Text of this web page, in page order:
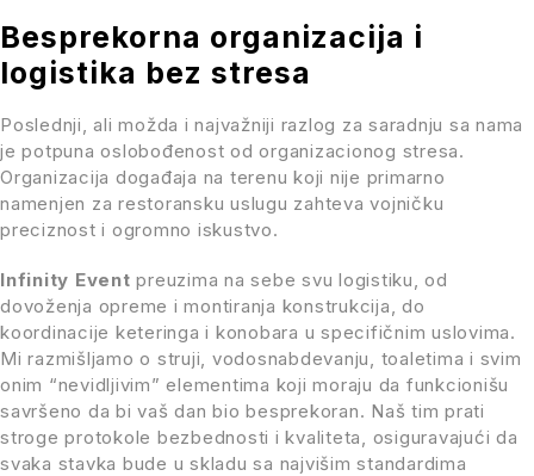
Besprekorna organizacija i
logistika bez stresa
Poslednji, ali možda i najvažniji razlog za saradnju sa nama
je potpuna oslobođenost od organizacionog stresa.
Organizacija događaja na terenu koji nije primarno
namenjen za restoransku uslugu zahteva vojničku
preciznost i ogromno iskustvo.
Infinity Event preuzima na sebe svu logistiku, od
dovoženja opreme i montiranja konstrukcija, do
koordinacije keteringa i konobara u specifičnim uslovima.
Mi razmišljamo o struji, vodosnabdevanju, toaletima i svim
onim “nevidljivim” elementima koji moraju da funkcionišu
savršeno da bi vaš dan bio besprekoran. Naš tim prati
stroge protokole bezbednosti i kvaliteta, osiguravajući da
svaka stavka bude u skladu sa najvišim standardima